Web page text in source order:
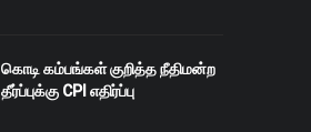
கொடி கம்பங்கள் குறித்த நீதிமன்ற
தீர்ப்புக்கு CPI எதிர்ப்பு